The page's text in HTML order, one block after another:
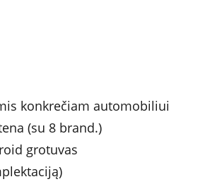
konkrečiam automobiliui
(su 8 brand.)
grotuvas